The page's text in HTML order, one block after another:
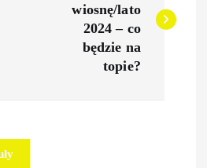
wiosnę/lato
2024 – co
będzie na
topie?